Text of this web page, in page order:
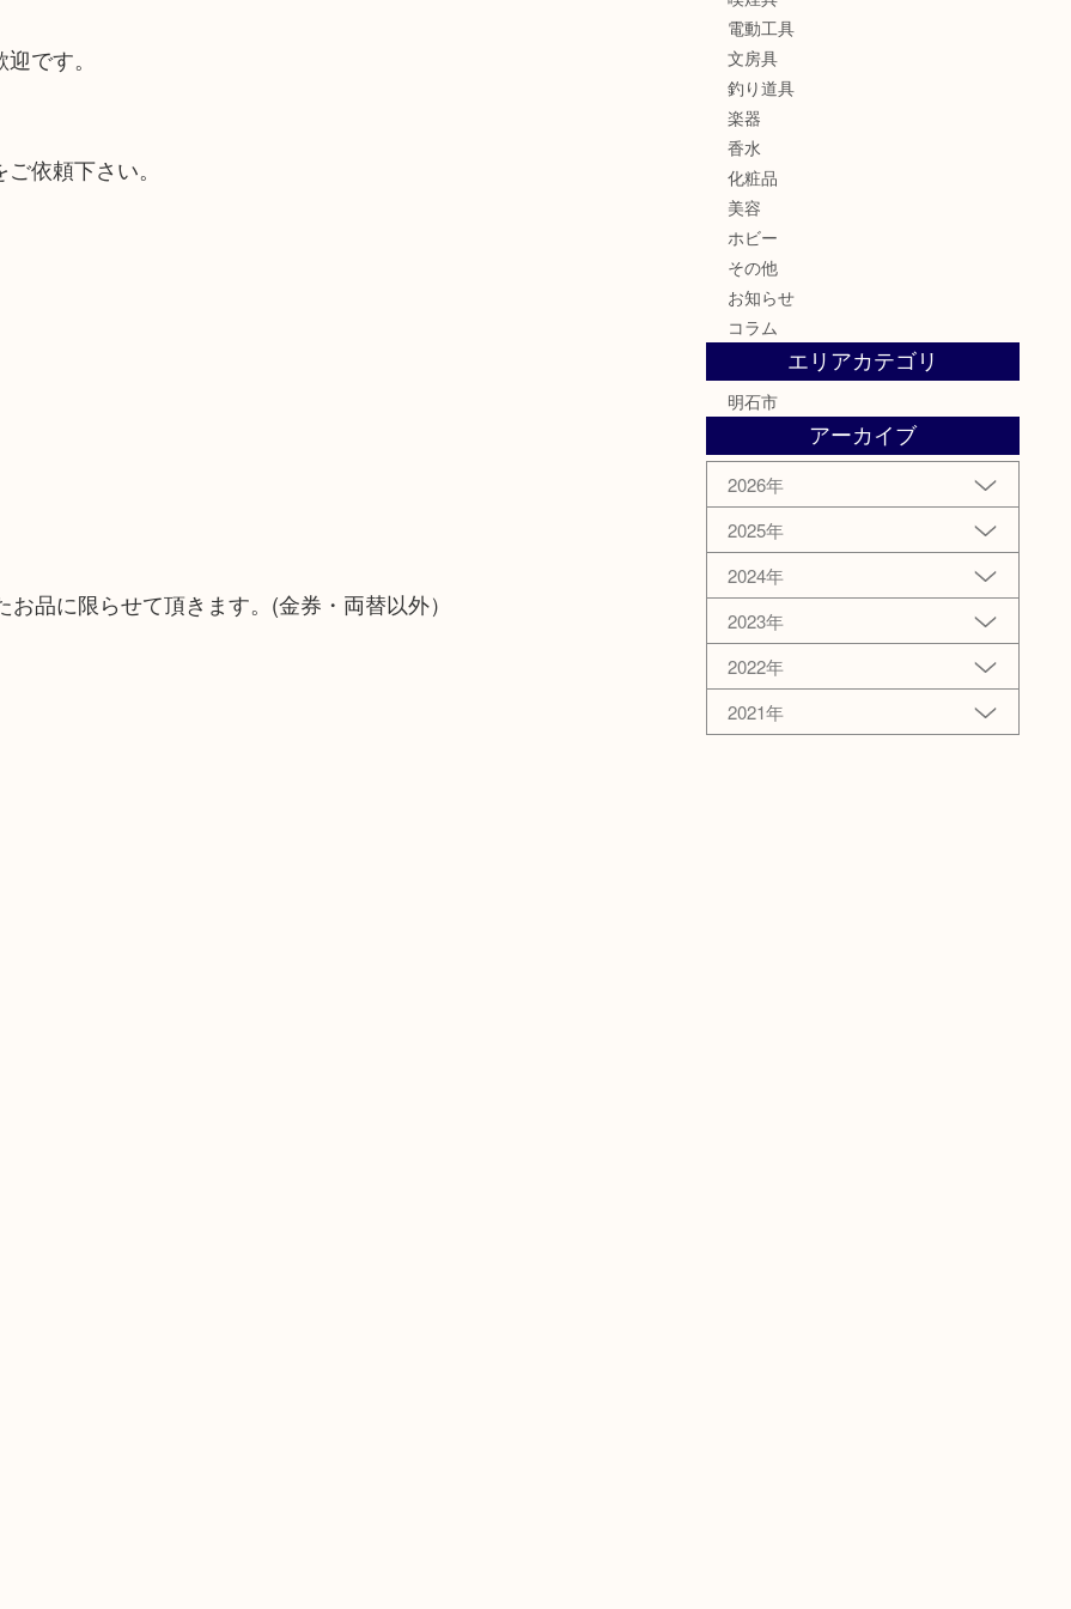
です。
依頼下さい。
品に限らせて頂きます。(金券・両替以外）
電動工具
文房具
釣り道具
楽器
香水
化粧品
美容
ホビー
その他
お知らせ
コラム
エリアカテゴリ
明石市
アーカイブ
2026年
2025年
2024年
2023年
2022年
2021年